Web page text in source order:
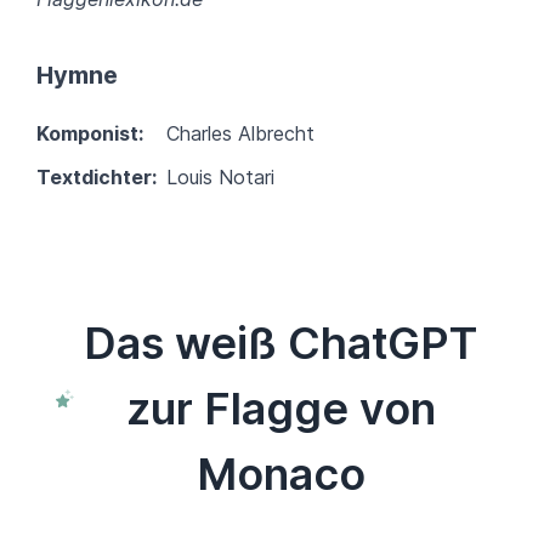
Hymne
Komponist:
Charles Albrecht
Textdichter: Louis Notari
Das weiß ChatGPT
zur Flagge von
Monaco